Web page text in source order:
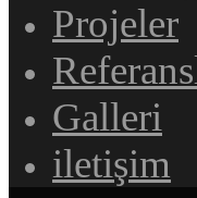
Projeler
Galleri
iletişim